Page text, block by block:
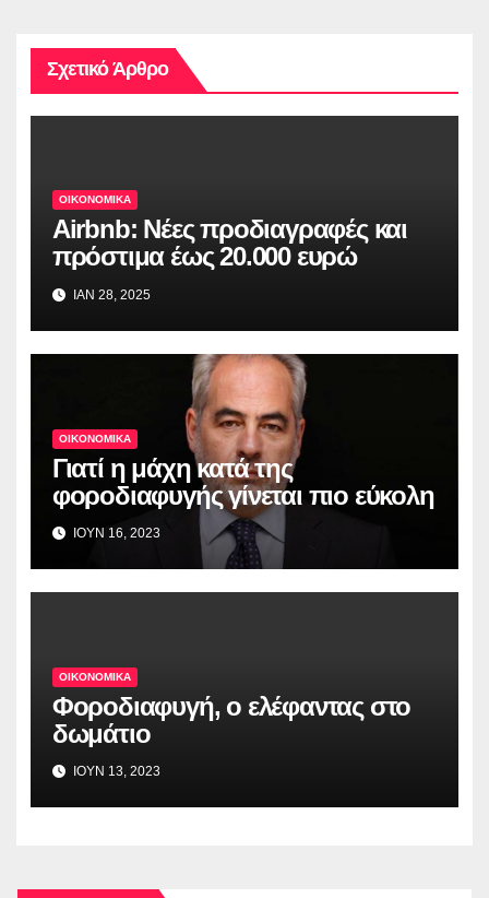
Σχετικό Άρθρο
ΟΙΚΟΝΟΜΙΚΑ
Airbnb: Νέες προδιαγραφές και
πρόστιμα έως 20.000 ευρώ
ΙΑΝ 28, 2025
ΟΙΚΟΝΟΜΙΚΑ
Γιατί η μάχη κατά της
φοροδιαφυγής γίνεται πιο εύκολη
ΙΟΥΝ 16, 2023
ΟΙΚΟΝΟΜΙΚΑ
Φοροδιαφυγή, ο ελέφαντας στο
δωμάτιο
ΙΟΥΝ 13, 2023